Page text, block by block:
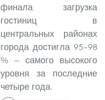
финала загрузка
гостиниц в
центральных районах
города достигла 95–98
% — самого высокого
уровня за последние
четыре года.